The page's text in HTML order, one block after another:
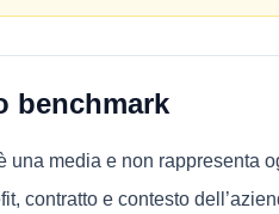
benchmark
una media e non
contratto e contesto